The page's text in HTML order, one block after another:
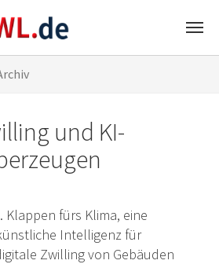
und KI-
Klappen fürs Klima, eine
Intelligenz für
Zwilling von Gebäuden